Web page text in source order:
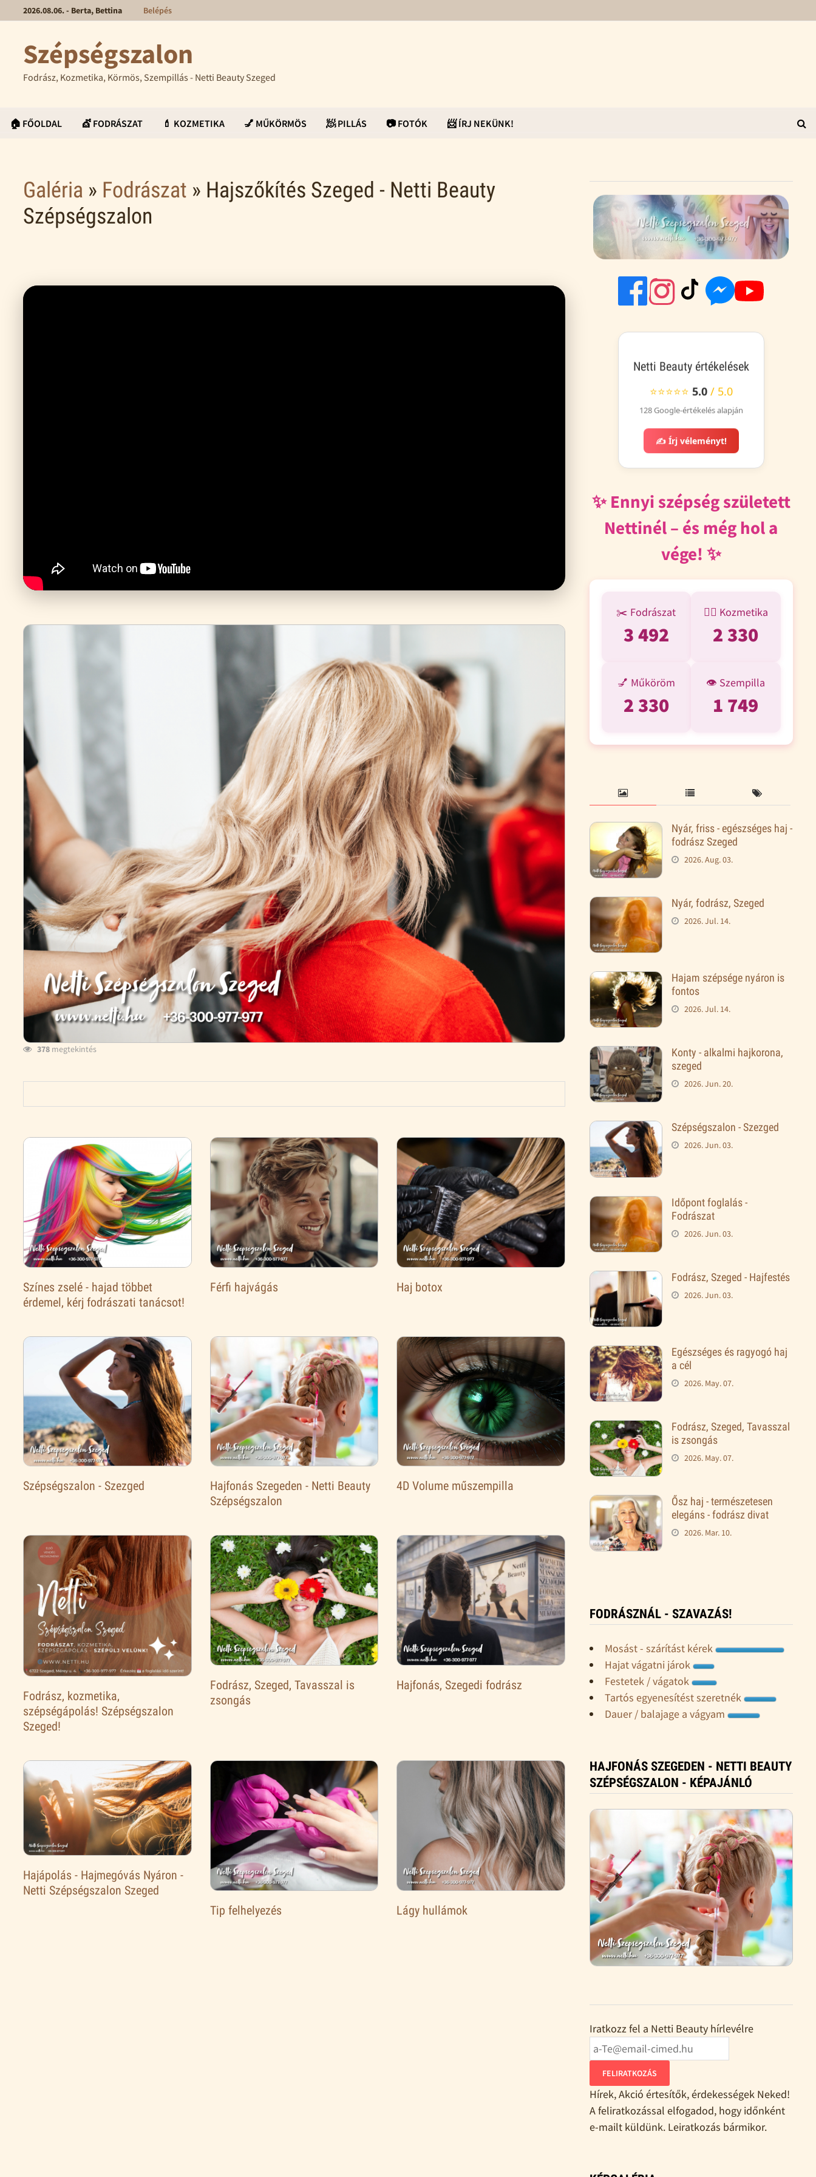
2026.08.06. - Berta, Bettina Belépés
Szépségszalon
Fodrász, Kozmetika, Körmös, Szempillás - Netti Beauty Szeged
🏠 FŐOLDAL 💇 FODRÁSZAT 💄 KOZMETIKA 💅 MŰKÖRMÖS 🧖 PILLÁS 📷 FOTÓK 📨 ÍRJ NEKÜNK!
Galéria » Fodrászat » Hajszőkítés Szeged - Netti Beauty
Szépségszalon
378 megtekintés
Színes zselé - hajad többet
érdemel, kérj fodrászati tanácsot!
Férfi hajvágás Haj botox
Szépségszalon - Szezged
Hajfonás Szegeden - Netti Beauty
Szépségszalon
4D Volume műszempilla
Fodrász, kozmetika,
szépségápolás! Szépségszalon
Szeged!
Fodrász, Szeged, Tavasszal is
zsongás
Hajfonás, Szegedi fodrász
Hajápolás - Hajmegóvás Nyáron -
Netti Szépségszalon Szeged
Tip felhelyezés
Lágy hullámok
Netti Beauty értékelések
⭐⭐⭐⭐⭐ 5.0/ 5.0
128 Google-értékelés alapján
✍️ Írj véleményt!
✨ Ennyi szépség született
Nettinél – és még hol a
vége! ✨
✂️ Fodrászat
3 492
💆‍♀️ Kozmetika
2 330
💅 Műköröm
2 330
👁️ Szempilla
1 749
Nyár, friss - egészséges haj -
fodrász Szeged
2026. Aug. 03.
Nyár, fodrász, Szeged
2026. Jul. 14.
Hajam szépsége nyáron is
fontos
2026. Jul. 14.
Konty - alkalmi hajkorona,
szeged
2026. Jun. 20.
Szépségszalon - Szezged
2026. Jun. 03.
Időpont foglalás -
Fodrászat
2026. Jun. 03.
Fodrász, Szeged - Hajfestés
2026. Jun. 03.
Egészséges és ragyogó haj
a cél
2026. May. 07.
Fodrász, Szeged, Tavasszal
is zsongás
2026. May. 07.
Ősz haj - természetesen
elegáns - fodrász divat
2026. Mar. 10.
FODRÁSZNÁL - SZAVAZÁS!
Mosást - szárítást kérek
Hajat vágatni járok
Festetek / vágatok
Tartós egyenesítést szeretnék
Dauer / balajage a vágyam
HAJFONÁS SZEGEDEN - NETTI BEAUTY
SZÉPSÉGSZALON - KÉPAJÁNLÓ
Iratkozz fel a Netti Beauty hírlevélre
FELIRATKOZÁS
Hírek, Akció értesítők, érdekességek Neked!
A feliratkozással elfogadod, hogy időnként
e-mailt küldünk. Leiratkozás bármikor.